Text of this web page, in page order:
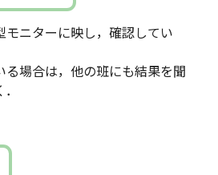
モニターに映し，確認してい
る場合は，他の班にも結果を聞